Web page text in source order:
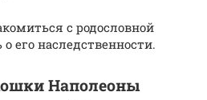
с родословной
его наследственности.
Наполеоны